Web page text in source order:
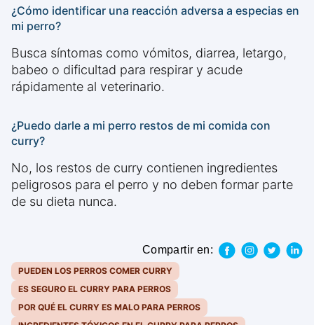
¿Cómo identificar una reacción adversa a especias en
mi perro?
Busca síntomas como vómitos, diarrea, letargo,
babeo o dificultad para respirar y acude
rápidamente al veterinario.
¿Puedo darle a mi perro restos de mi comida con
curry?
No, los restos de curry contienen ingredientes
peligrosos para el perro y no deben formar parte
de su dieta nunca.
Compartir en:
PUEDEN LOS PERROS COMER CURRY
ES SEGURO EL CURRY PARA PERROS
POR QUÉ EL CURRY ES MALO PARA PERROS